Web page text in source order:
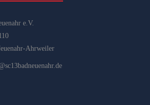
e.V.
Ahrweiler